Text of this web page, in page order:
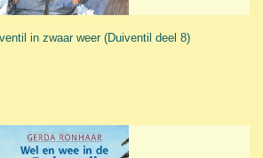
in zwaar weer (Duiventil deel 8)